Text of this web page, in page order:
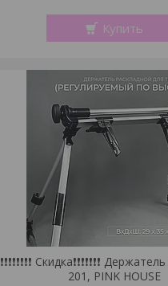
Купить
❗❗❗❗❗❗❗❗ Скидка❗❗❗❗❗❗❗
201, PINK HOUSE